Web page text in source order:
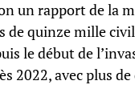
un rapport de la
de quinze mille
le début de
2022, avec plus